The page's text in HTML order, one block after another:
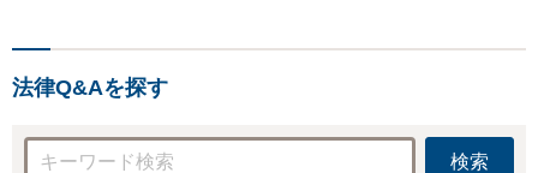
法律Q&Aを探す
検索